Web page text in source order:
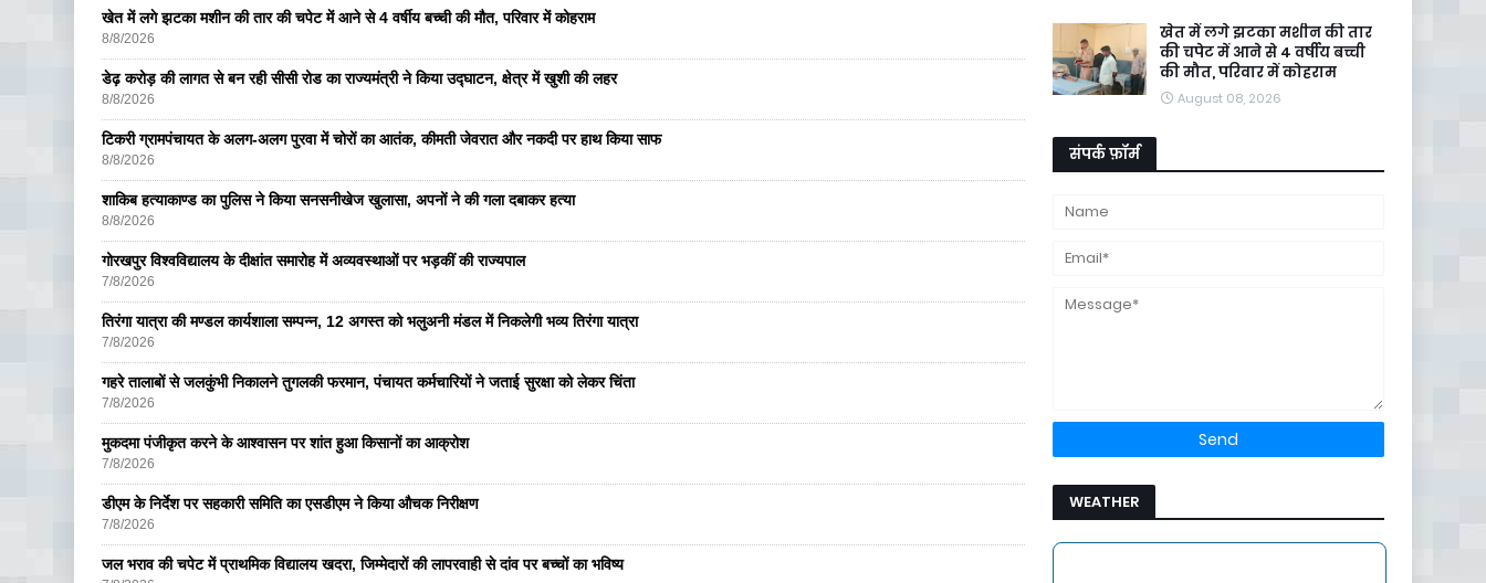
खेत में लगे झटका मशीन की तार की चपेट में आने से 4 वर्षीय बच्ची की मौत, परिवार में कोहराम
8/8/2026
डेढ़ करोड़ की लागत से बन रही सीसी रोड का राज्यमंत्री ने किया उद्घाटन, क्षेत्र में खुशी की लहर
8/8/2026
टिकरी ग्रामपंचायत के अलग-अलग पुरवा में चोरों का आतंक, कीमती जेवरात और नकदी पर हाथ किया साफ
8/8/2026
शाकिब हत्याकाण्ड का पुलिस ने किया सनसनीखेज खुलासा, अपनों ने की गला दबाकर हत्या
8/8/2026
गोरखपुर विश्वविद्यालय के दीक्षांत समारोह में अव्यवस्थाओं पर भड़कीं की राज्यपाल
7/8/2026
तिरंगा यात्रा की मण्डल कार्यशाला सम्पन्न, 12 अगस्त को भलुअनी मंडल में निकलेगी भव्य तिरंगा यात्रा
7/8/2026
गहरे तालाबों से जलकुंभी निकालने तुगलकी फरमान, पंचायत कर्मचारियों ने जताई सुरक्षा को लेकर चिंता
7/8/2026
मुकदमा पंजीकृत करने के आश्वासन पर शांत हुआ किसानों का आक्रोश
7/8/2026
डीएम के निर्देश पर सहकारी समिति का एसडीएम ने किया औचक निरीक्षण
7/8/2026
जल भराव की चपेट में प्राथमिक विद्यालय खदरा, जिम्मेदारों की लापरवाही से दांव पर बच्चों का भविष्य
खेत में लगे झटका मशीन की तार
की चपेट में आने से 4 वर्षीय बच्ची
की मौत, परिवार में कोहराम
August 08, 2026
संपर्क फ़ॉर्म
WEATHER